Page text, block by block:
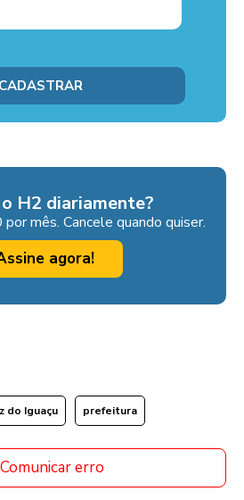
H2 diariamente?
mês. Cancele quando quiser.
agora!
do Iguaçu prefeitura
Comunicar erro